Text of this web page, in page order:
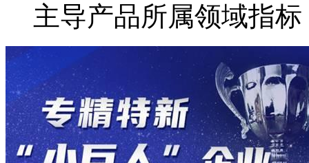
主导产品所属领域指标